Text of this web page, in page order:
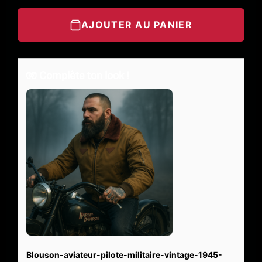
AJOUTER AU PANIER
Blouson-aviateur-pilote-militaire-vintage-1945-